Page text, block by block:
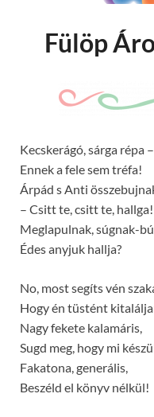
Fülöp
Kecskerágó, sárga répa –
Ennek a fele sem tréfa!
Árpád s Anti
– Csitt te, csitt te,
Meglapulnak, súgnak-
Édes anyjuk hallja?
No, most segíts vén
Hogy én tüstént
Nagy fekete kalamáris,
Sugd meg, hogy mi
Fakatona, generális,
Beszéld el könyv nélkül!